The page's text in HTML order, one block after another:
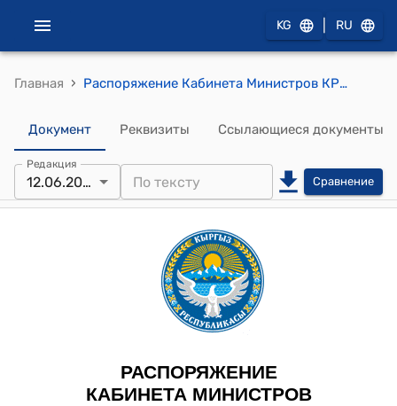
KG RU
Главная › Распоряжение Кабинета Министров КР от 21 февраля 2025 года № 101-р (Об утверждении плана мероприятий по проведению сезонных полевых сельскохозяйственных работ в 2025 году)
Документ Реквизиты Ссылающиеся документы
Редакция
12.06.2025 Сравнение